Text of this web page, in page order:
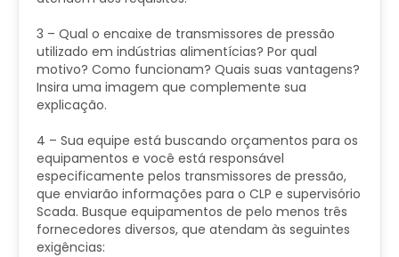
3 – Qual o encaixe de transmissores de pressão
utilizado em indústrias alimentícias? Por qual
motivo? Como funcionam? Quais suas vantagens?
Insira uma imagem que complemente sua
explicação.
4 – Sua equipe está buscando orçamentos para os
equipamentos e você está responsável
especificamente pelos transmissores de pressão,
que enviarão informações para o CLP e supervisório
Scada. Busque equipamentos de pelo menos três
fornecedores diversos, que atendam às seguintes
exigências: